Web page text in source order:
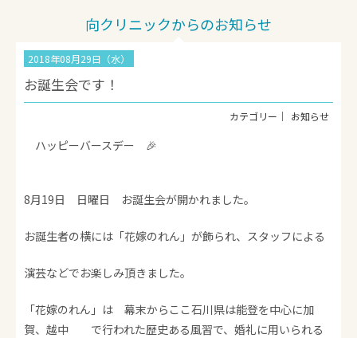
法人案内
お問い合わせ
向クリニックからのお知らせ
2018年08月29日（水）
お誕生会です！
お知らせ
ハッピーバースデー 🎉
8月19日 日曜日 お誕生会が開かれました。
お誕生者の横には「花嫁のれん」が飾られ、スタッフによる
演芸などでお楽しみ頂きました。
「花嫁のれん」は 幕末からここ石川県は能登を中心に加
賀、越中 で行われた歴史ある風習で、婚礼に用いられる